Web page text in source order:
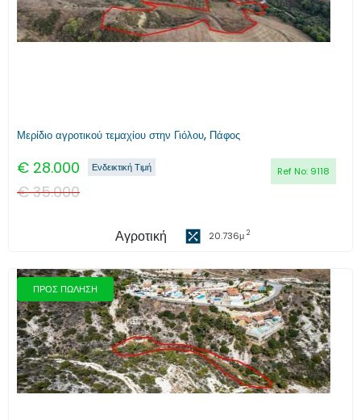
Μερίδιο αγροτικού τεμαχίου στην Γιόλου, Πάφος
€ 28.000 Ref No: 9118
Ενδεικτική Τιμή
€35.000
Αγροτική 20.736μ 2
ΠΡΟΣ ΠΩΛΗΣΗ
Προηγούμενο Επόμενο